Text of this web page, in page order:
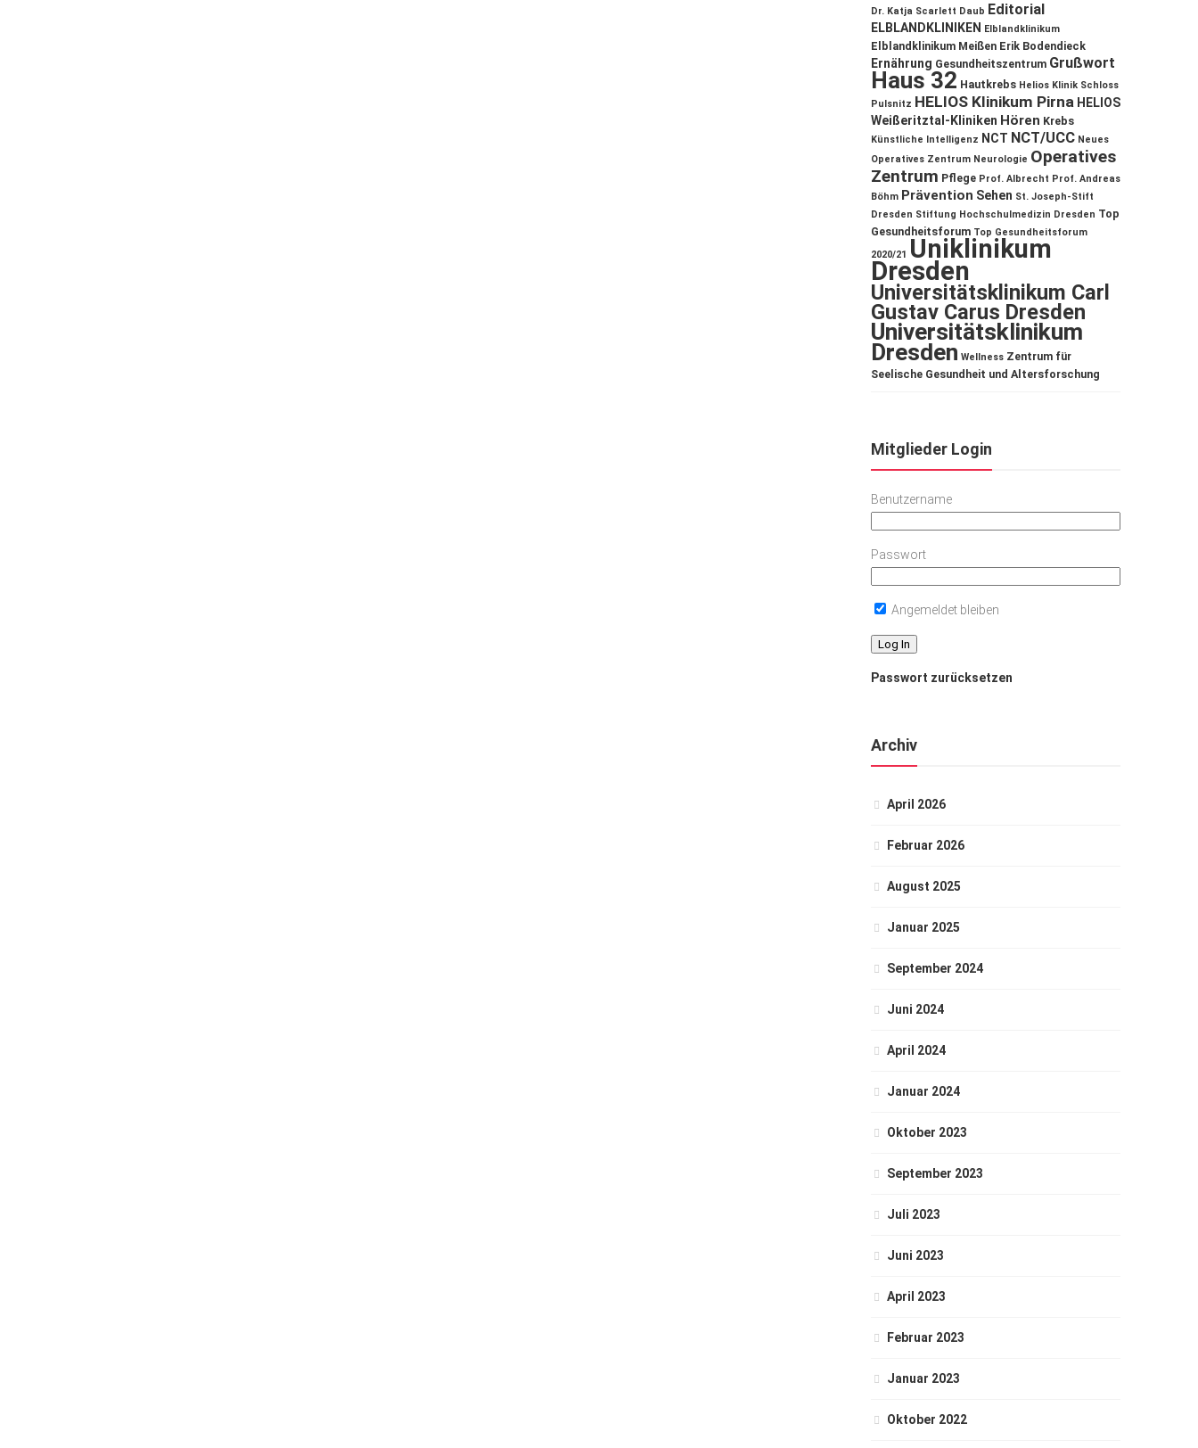
Dr. Katja Scarlett Daub Editorial
ELBLANDKLINIKEN Elblandklinikum
Elblandklinikum Meißen Erik Bodendieck
Ernährung Gesundheitszentrum Grußwort
Haus 32 Hautkrebs Helios Klinik Schloss
Pulsnitz HELIOS Klinikum Pirna HELIOS
Weißeritztal-Kliniken Hören Krebs
Künstliche Intelligenz NCT NCT/UCC Neues
Operatives Zentrum Neurologie Operatives
Zentrum Pflege Prof. Albrecht Prof. Andreas
Böhm Prävention Sehen St. Joseph-Stift
Dresden Stiftung Hochschulmedizin Dresden Top
Gesundheitsforum Top Gesundheitsforum
2020/21 Uniklinikum
Dresden
Universitätsklinikum Carl
Gustav Carus Dresden
Universitätsklinikum
Dresden Wellness Zentrum für
Seelische Gesundheit und Altersforschung
Mitglieder Login
Benutzername
Passwort
Angemeldet bleiben
Passwort zurücksetzen
Archiv
April 2026
Februar 2026
August 2025
Januar 2025
September 2024
Juni 2024
April 2024
Januar 2024
Oktober 2023
September 2023
Juli 2023
Juni 2023
April 2023
Februar 2023
Januar 2023
Oktober 2022